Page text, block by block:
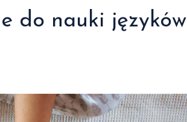
do nauki języków